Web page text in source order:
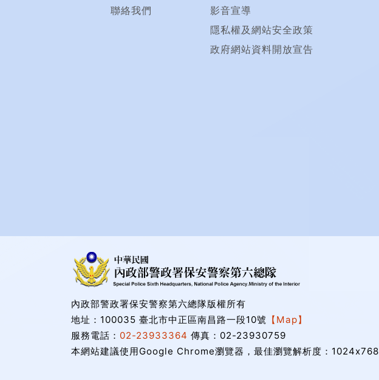
聯絡我們
影音宣導
隱私權及網站安全政策
政府網站資料開放宣告
內政部警政署保安警察第六總隊版權所有
地址：100035 臺北市中正區南昌路一段10號 【Map】
服務電話： 02-23933364 傳真：02-23930759
本網站建議使用Google Chrome瀏覽器，最佳瀏覽解析度：1024x768